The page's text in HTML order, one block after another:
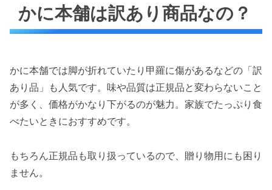
かに本舗は訳あり商品なの？
かに本舗では脚が折れていたり甲羅に傷があるなどの「訳
あり品」も人気です。味や品質は正規品と変わらないこと
が多く、価格がかなり下がるのが魅力。家族でたっぷり食
べたいときにおすすめです。
もちろん正規品も取り扱っているので、贈り物用にも困り
ません。